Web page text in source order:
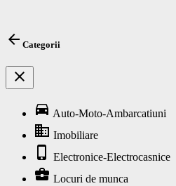
arrow_back Categorii
close
directions_car Auto-Moto-Ambarcatiuni
business Imobiliare
phone_iphone Electronice-Electrocasnice
business_center Locuri de munca